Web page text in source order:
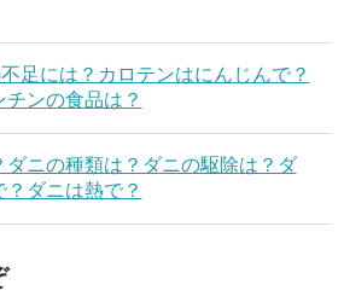
足には？カロテンはにんじんで？
ンの食品は？
ダニの種類は？ダニの駆除は？ダ
ダニは熱で？